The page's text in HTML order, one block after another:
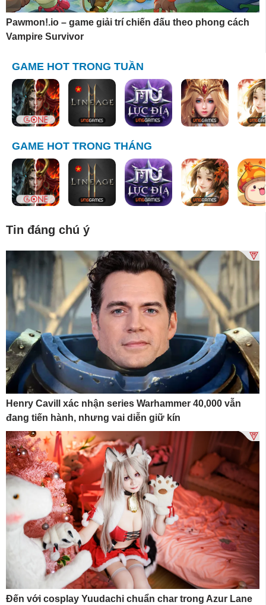
Pawmon!.io – game giải trí chiến đấu theo phong cách
Vampire Survivor
GAME HOT TRONG TUẦN
GAME HOT TRONG THÁNG
Tin đáng chú ý
Henry Cavill xác nhận series Warhammer 40,000 vẫn
đang tiến hành, nhưng vai diễn giữ kín
Đến với cosplay Yuudachi chuẩn char trong Azur Lane